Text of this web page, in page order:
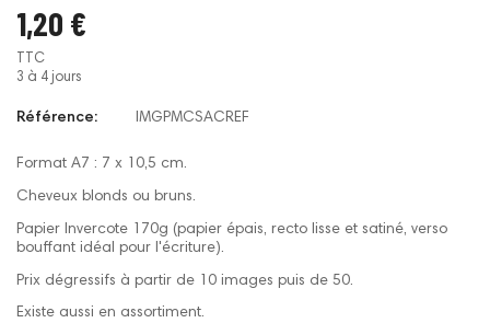
1,20 €
TTC
3 à 4 jours
Référence: IMGPMCSACREF
Format A7 : 7 x 10,5 cm.
Cheveux blonds ou bruns.
Papier Invercote 170g (papier épais, recto lisse et satiné, verso
bouffant idéal pour l'écriture).
Prix dégressifs à partir de 10 images puis de 50.
Existe aussi en assortiment.